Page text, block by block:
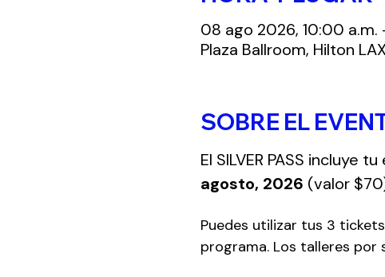
08 ago 2026, 10:00
Plaza Ballroom, Hilton
SOBRE EL
El SILVER PASS incluye
agosto, 2026 (valor
Puedes utilizar tus 3
programa. Los talleres por